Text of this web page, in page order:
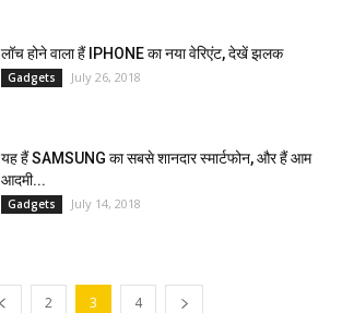
लॉच होने वाला हैं IPHONE का नया वेरिएंट, देखें झलक
Gadgets July 26, 2018
यह हैं SAMSUNG का सबसे शानदार स्मार्टफोन, और हैं आम
आदमी...
Gadgets July 14, 2018
2 3 4